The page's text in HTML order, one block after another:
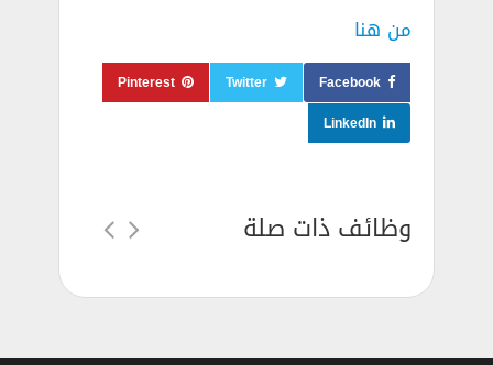
من هنا
Facebook
Twitter
Pinterest
LinkedIn
وظائف ذات صلة